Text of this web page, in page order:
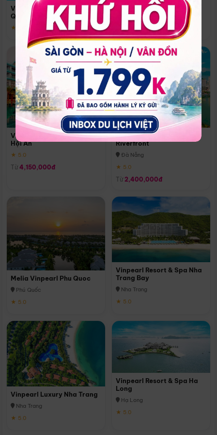
Vinpearl Resort & Spa Phu
Quoc
★ 5.0
Quoc
Phú Quốc
★ 5.0
Vinpearl Resort & Golf Nam
Hội An
★ 5.0
Từ 4,150,000đ
Melia Vinpearl Danang
Riverfront
Đà Nẵng
★ 5.0
Từ 2,400,000đ
Melia Vinpearl Phu Quoc
Phú Quốc
★ 5.0
Vinpearl Resort & Spa Nha
Trang Bay
Nha Trang
★ 5.0
Vinpearl Luxury Nha Trang
Nha Trang
★ 5.0
Vinpearl Resort & Spa Ha
Long
Hạ Long
★ 5.0